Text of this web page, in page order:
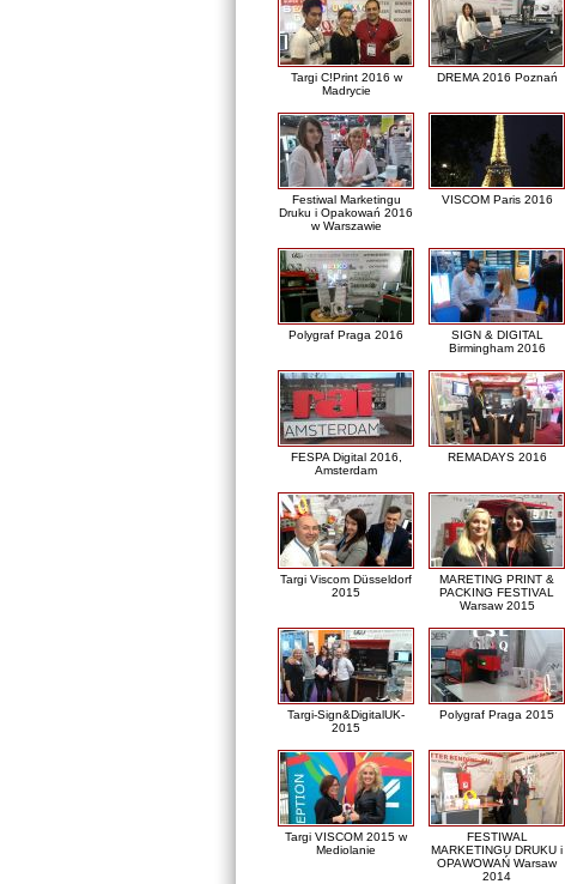
Targi C!Print 2016 w
Madrycie
DREMA 2016 Poznań
Festiwal Marketingu
Druku i Opakowań 2016
w Warszawie
VISCOM Paris 2016
Polygraf Praga 2016
SIGN & DIGITAL
Birmingham 2016
FESPA Digital 2016,
Amsterdam
REMADAYS 2016
Targi Viscom Düsseldorf
2015
MARETING PRINT &
PACKING FESTIVAL
Warsaw 2015
Targi-Sign&DigitalUK-
2015
Polygraf Praga 2015
Targi VISCOM 2015 w
Mediolanie
FESTIWAL
MARKETINGU DRUKU i
OPAWOWAŃ Warsaw
2014